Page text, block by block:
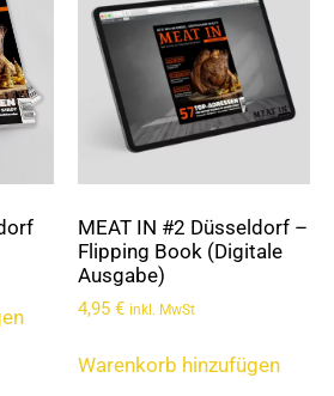
MEAT IN #2 Düsseldorf –
Flipping Book (Digitale
Ausgabe)
4,95 € inkl. MwSt
Warenkorb hinzufügen